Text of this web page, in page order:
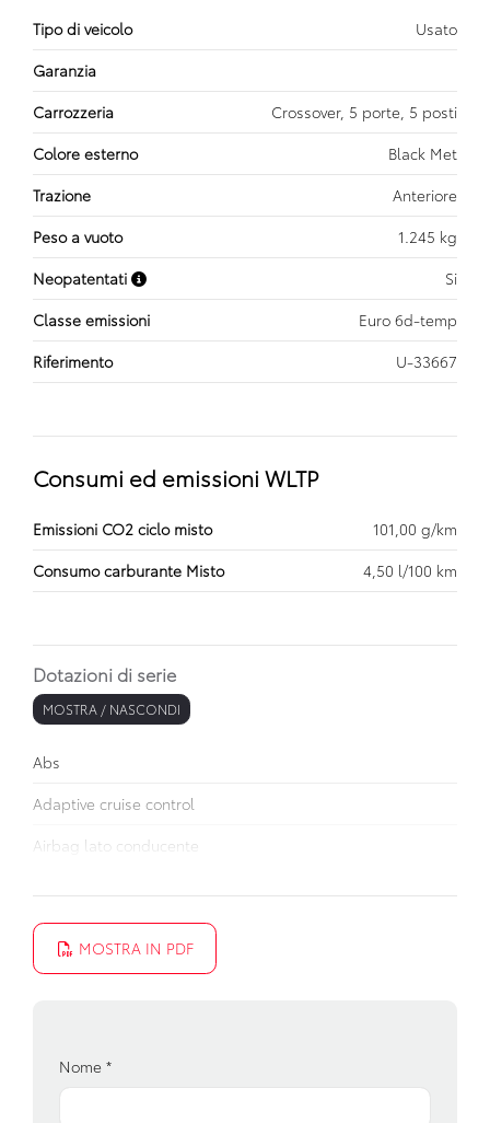
Tipo di veicolo
Usato
Garanzia
Carrozzeria
Crossover, 5 porte, 5 posti
Colore esterno
Black Met
Trazione
Anteriore
Peso a vuoto
1.245 kg
Neopatentati
Si
Classe emissioni
Euro 6d-temp
Riferimento
U-33667
Consumi ed emissioni WLTP
Emissioni CO2 ciclo misto
101,00 g/km
Consumo carburante Misto
4,50 l/100 km
Dotazioni di serie
MOSTRA / NASCONDI
Abs
Adaptive cruise control
Airbag lato conducente
Attacchi isofix per seggiolini
Bracciolo anteriore
Chiusura centralizzata
MOSTRA IN PDF
Nome *